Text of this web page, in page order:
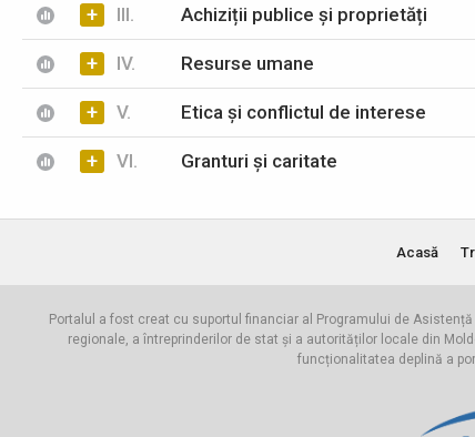
+ III. Achiziții publice și proprietăți
+ IV. Resurse umane
+ V. Etica și conflictul de interese
+ VI. Granturi și caritate
Acasă
Portalul a fost creat cu suportul financiar al Programului de
regionale, a întreprinderilor de stat și a autorităților locale din
funcționalitatea deplină a